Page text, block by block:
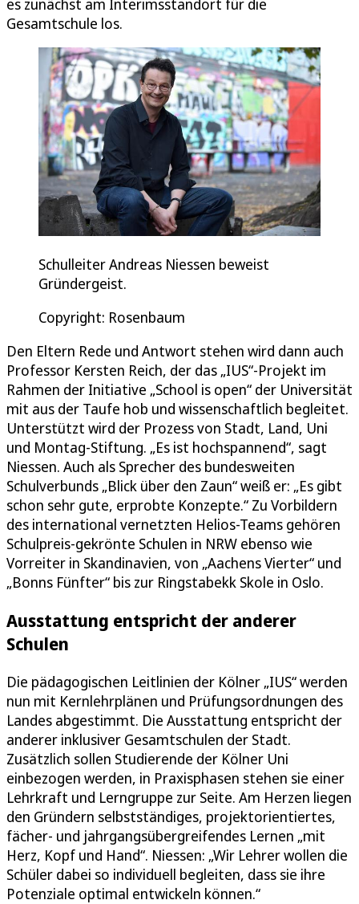
es zunächst am Interimsstandort für die
Gesamtschule los.
Schulleiter Andreas Niessen beweist
Gründergeist.
Copyright: Rosenbaum
Den Eltern Rede und Antwort stehen wird dann auch
Professor Kersten Reich, der das „IUS“-Projekt im
Rahmen der Initiative „School is open“ der Universität
mit aus der Taufe hob und wissenschaftlich begleitet.
Unterstützt wird der Prozess von Stadt, Land, Uni
und Montag-Stiftung. „Es ist hochspannend“, sagt
Niessen. Auch als Sprecher des bundesweiten
Schulverbunds „Blick über den Zaun“ weiß er: „Es gibt
schon sehr gute, erprobte Konzepte.“ Zu Vorbildern
des international vernetzten Helios-Teams gehören
Schulpreis-gekrönte Schulen in NRW ebenso wie
Vorreiter in Skandinavien, von „Aachens Vierter“ und
„Bonns Fünfter“ bis zur Ringstabekk Skole in Oslo.
Ausstattung entspricht der anderer
Schulen
Die pädagogischen Leitlinien der Kölner „IUS“ werden
nun mit Kernlehrplänen und Prüfungsordnungen des
Landes abgestimmt. Die Ausstattung entspricht der
anderer inklusiver Gesamtschulen der Stadt.
Zusätzlich sollen Studierende der Kölner Uni
einbezogen werden, in Praxisphasen stehen sie einer
Lehrkraft und Lerngruppe zur Seite. Am Herzen liegen
den Gründern selbstständiges, projektorientiertes,
fächer- und jahrgangsübergreifendes Lernen „mit
Herz, Kopf und Hand“. Niessen: „Wir Lehrer wollen die
Schüler dabei so individuell begleiten, dass sie ihre
Potenziale optimal entwickeln können.“